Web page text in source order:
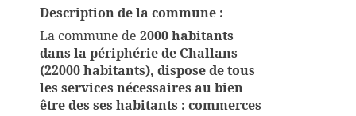
Description de la commune :
La commune de 2000 habitants
dans la périphérie de Challans
(22000 habitants), dispose de tous
les services nécessaires au bien
être des ses habitants : commerces